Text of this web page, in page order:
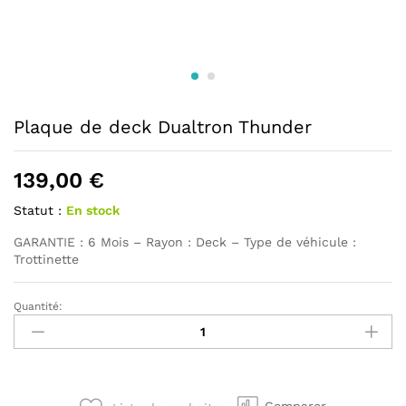
Plaque de deck Dualtron Thunder
139,00 €
Statut : En stock
GARANTIE : 6 Mois – Rayon : Deck – Type de véhicule :
Trottinette
Plaque
deck
Quantité: